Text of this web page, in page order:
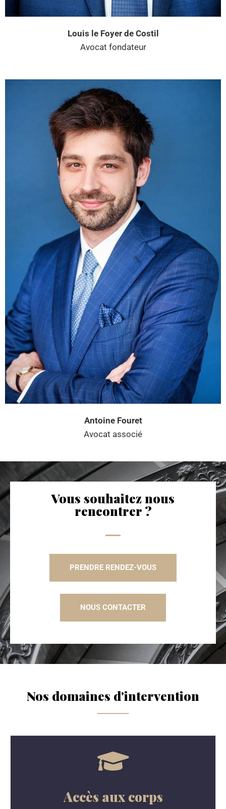
Louis le Foyer de Costil
Avocat fondateur
Antoine Fouret
Avocat associé
Vous souhaitez nous
rencontrer ?
PRENDRE RENDEZ-VOUS
NOUS CONTACTER
Nos domaines d'intervention
Accès aux corps